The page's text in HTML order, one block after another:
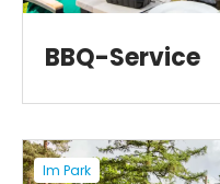
BBQ-Service
Im Park